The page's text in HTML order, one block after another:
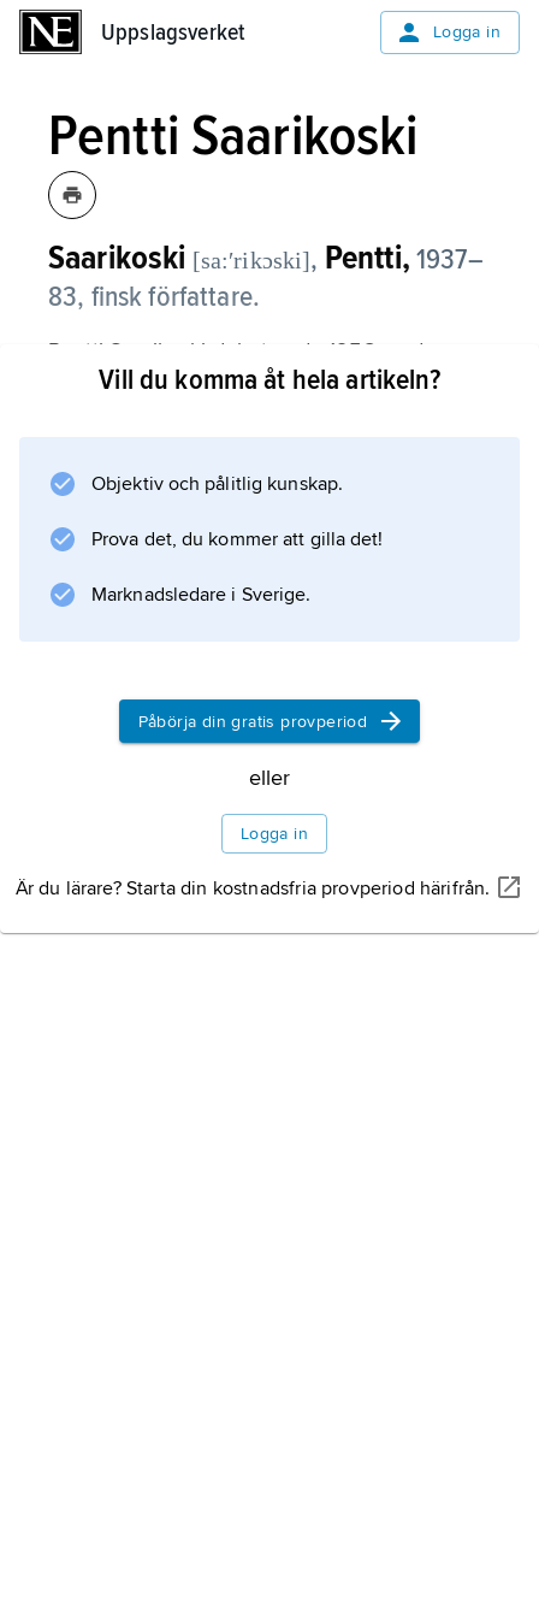
Uppslagsverket Logga in
Pentti Saarikoski
Saarikoski [sa:ʹrikɔski], Pentti, 1937–
83, finsk författare.
Pentti Saarikoski debuterade 1958 med en
avancerat modernistisk diktsamling, men
(’Vad sker egentligen?’, 1962) till
och skrev ”konstruktiv dikt” för massmöten.
Två reseskildringar (1967–68) innehåller
personliga uppgörelser.
Information om artikeln
Vill du komma åt hela artikeln?
Objektiv och pålitlig kunskap.
Prova det, du kommer att gilla det!
Marknadsledare i Sverige.
Påbörja din gratis provperiod
eller
Logga in
Är du lärare? Starta din kostnadsfria provperiod härifrån.